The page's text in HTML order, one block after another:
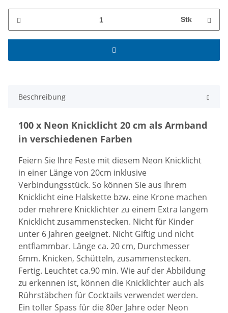
Stk
Beschreibung
100 x Neon Knicklicht 20 cm als Armband
in verschiedenen Farben
Feiern Sie Ihre Feste mit diesem Neon Knicklicht
in einer Länge von 20cm inklusive
Verbindungsstück. So können Sie aus Ihrem
Knicklicht eine Halskette bzw. eine Krone machen
oder mehrere Knicklichter zu einem Extra langem
Knicklicht zusammenstecken. Nicht für Kinder
unter 6 Jahren geeignet. Nicht Giftig und nicht
entflammbar. Länge ca. 20 cm, Durchmesser
6mm. Knicken, Schütteln, zusammenstecken.
Fertig. Leuchtet ca.90 min. Wie auf der Abbildung
zu erkennen ist, können die Knicklichter auch als
Rührstäbchen für Cocktails verwendet werden.
Ein toller Spass für die 80er Jahre oder Neon